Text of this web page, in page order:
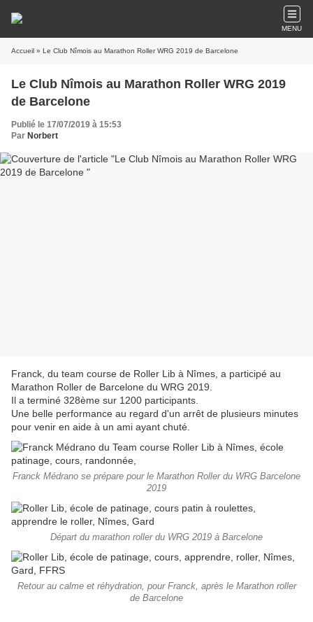
MENU
Accueil » Le Club Nîmois au Marathon Roller WRG 2019 de Barcelone
Le Club Nîmois au Marathon Roller WRG 2019
de Barcelone
Publié le 17/07/2019 à 15:53
Par Norbert
Franck, du team course de Roller Lib à Nîmes, a participé au
Marathon Roller de Barcelone du WRG 2019.
Il a terminé 328ème sur 1200 participants.
Une belle performance au regard d'un arrêt de plusieurs minutes
pour venir en aide à un ami ayant chuté.
Franck Médrano se prépare pour le Marathon Roller du WRG Barcelone
2019
Départ du marathon roller du WRG 2019 à Barcelone
Retour au calme et réhydration, pour Franck, après le Marathon roller
de Barcelone